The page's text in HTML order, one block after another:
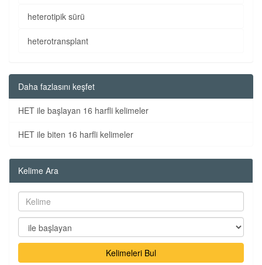
heterotipik sürü
heterotransplant
Daha fazlasını keşfet
HET ile başlayan 16 harfli kelimeler
HET ile biten 16 harfli kelimeler
Kelime Ara
Kelimeleri Bul